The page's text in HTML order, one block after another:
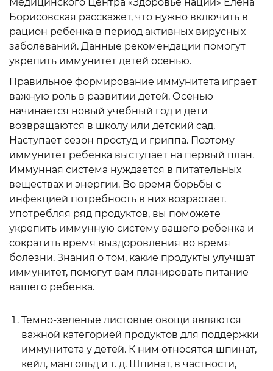
Борисовская расскажет, что нужно включить в
рацион ребенка в период активных вирусных
заболеваний. Данные рекомендации помогут
укрепить иммунитет детей осенью.
Правильное формирование иммунитета играет
важную роль в развитии детей. Осенью
начинается новый учебный год и дети
возвращаются в школу или детский сад.
Наступает сезон простуд и гриппа. Поэтому
иммунитет ребенка выступает на первый план.
Иммунная система нуждается в питательных
веществах и энергии. Во время борьбы с
инфекцией потребность в них возрастает.
Употребляя ряд продуктов, вы поможете
укрепить иммунную систему вашего ребенка и
сократить время выздоровления во время
болезни. Знания о том, какие продукты улучшат
иммунитет, помогут вам планировать питание
вашего ребенка.
Темно-зеленые листовые овощи являются
важной категорией продуктов для поддержки
иммунитета у детей. К ним относятся шпинат,
кейл, мангольд и т. д. Шпинат, в частности,